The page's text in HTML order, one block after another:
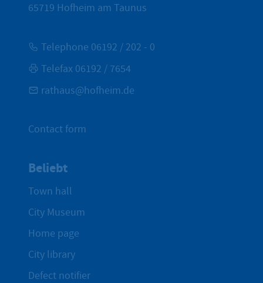
65719 Hofheim am Taunus
Telephone 06192 / 202 - 0
Telefax 06192 / 7654
rathaus@hofheim.de
Contact form
Beliebt
Town hall
City Museum
Home page
City library
Defect notifier